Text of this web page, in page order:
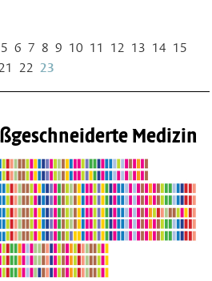
5 6 7 8 9 10 11 12 13 14 15
22 23
Medizin